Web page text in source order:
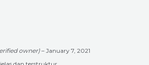
owner)– January 7, 2021